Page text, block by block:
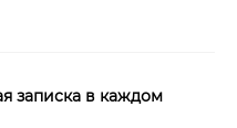
записка в каждом